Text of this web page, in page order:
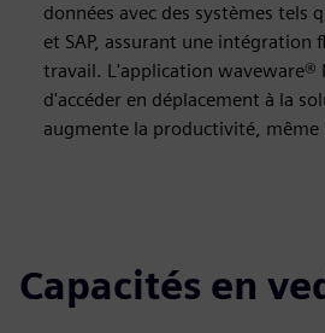
données avec des systèmes tels
et SAP, assurant une intégration
travail. L'application waveware®
d'accéder en déplacement à la
augmente la productivité, même
Capacités en